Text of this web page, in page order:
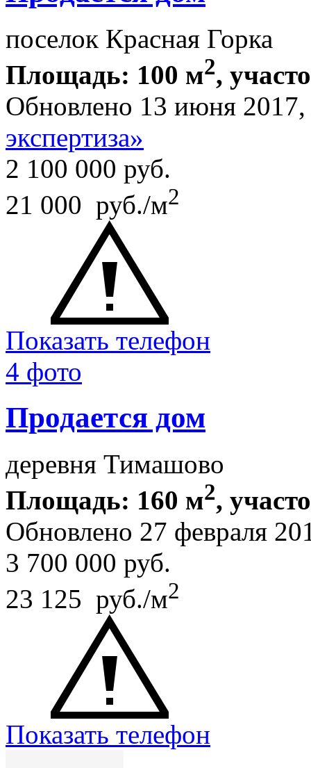
поселок Красная Горка
Площадь: 100 м2,
Обновлено 13 июня
экспертиза»
2 100 000 руб.
21 000 руб./м2
Показать телефон
4 фото
Продается дом
деревня Тимашово
Площадь: 160 м2,
Обновлено 27 февраля
3 700 000 руб.
23 125 руб./м2
Показать телефон